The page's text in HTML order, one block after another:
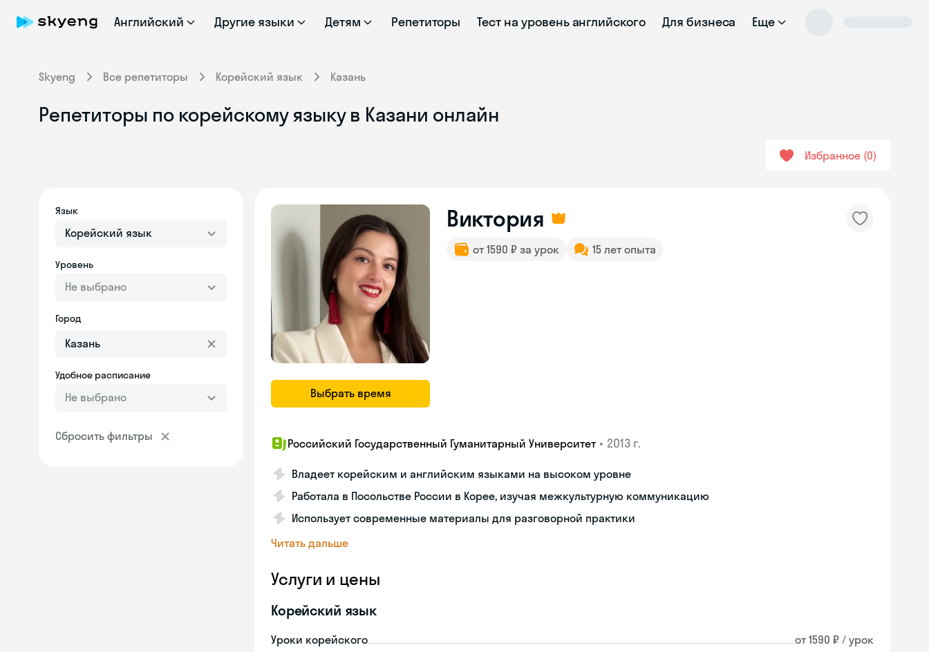
Английский Другие языки Детям Репетиторы Тест на уровень английского Для бизнеса Еще
Skyeng Все репетиторы Корейский язык Казань
Репетиторы по корейскому языку в Казани онлайн
Избранное 0
Язык
Корейский язык
Уровень
Не выбрано
Город
Удобное расписание
Не выбрано
Сбросить фильтры
Выбрать время
Виктория
от 1590 ₽ за урок 15 лет опыта
Российский Государственный Гуманитарный Университет • 2013 г.
Владеет корейским и английским языками на высоком уровне
Работала в Посольстве России в Корее, изучая межкультурную коммуникацию
Использует современные материалы для разговорной практики
Читать дальше
Услуги и цены
Корейский язык
Уроки корейского от 1590 ₽ / урок